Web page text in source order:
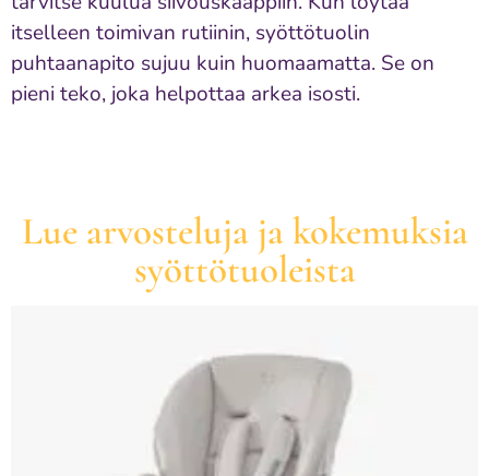
itselleen toimivan rutiinin, syöttötuolin
puhtaanapito sujuu kuin huomaamatta. Se on
pieni teko, joka helpottaa arkea isosti.
Lue arvosteluja ja kokemuksia
syöttötuoleista